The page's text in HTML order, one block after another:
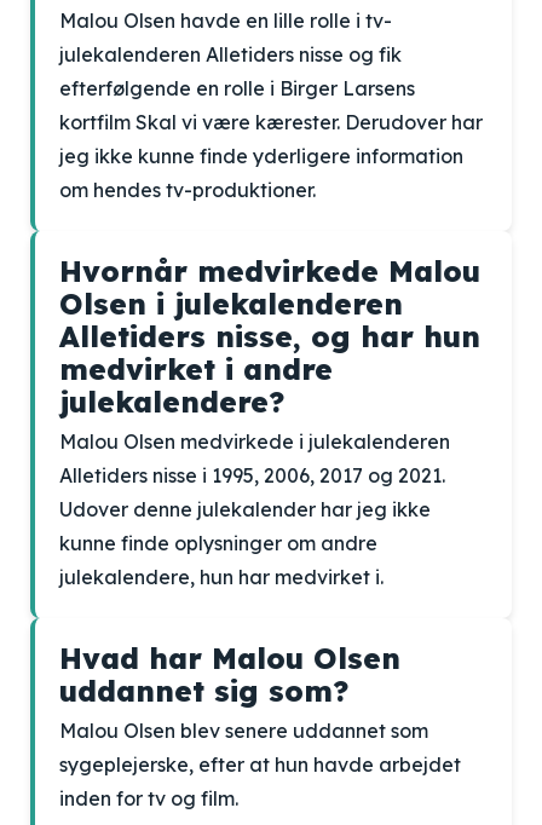
Malou Olsen havde en lille rolle i tv-
julekalenderen Alletiders nisse og fik
efterfølgende en rolle i Birger Larsens
kortfilm Skal vi være kærester. Derudover har
jeg ikke kunne finde yderligere information
om hendes tv-produktioner.
Hvornår medvirkede Malou
Olsen i julekalenderen
Alletiders nisse, og har hun
medvirket i andre
julekalendere?
Malou Olsen medvirkede i julekalenderen
Alletiders nisse i 1995, 2006, 2017 og 2021.
Udover denne julekalender har jeg ikke
kunne finde oplysninger om andre
julekalendere, hun har medvirket i.
Hvad har Malou Olsen
uddannet sig som?
Malou Olsen blev senere uddannet som
sygeplejerske, efter at hun havde arbejdet
inden for tv og film.